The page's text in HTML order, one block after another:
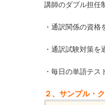
講師のダブル担任
・通訳関係の資格
・通訳試験対策を
・毎日の単語テス
２、サンプル・